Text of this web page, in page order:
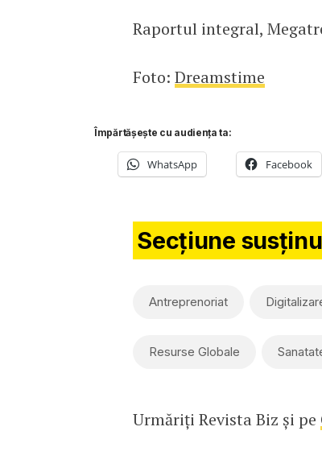
Raportul integral,
Foto: Dreamstime
Împărtășește cu audiența ta:
WhatsApp Facebook
Secțiune
Antreprenoriat
Resurse Globale
Urmăriți Revista Biz și pe